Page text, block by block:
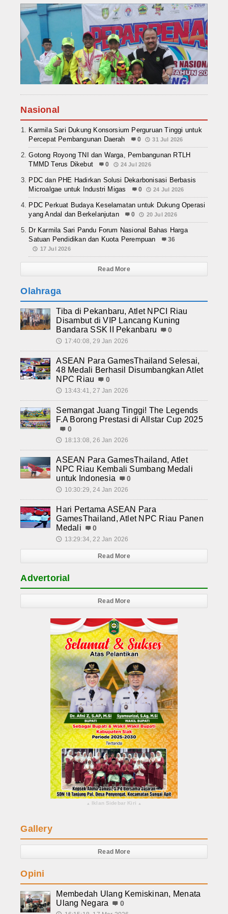
Nasional
Karmila Sari Dukung Konsorsium Perguruan Tinggi untuk
Percepat Pembangunan Daerah
0 31 Jul 2026
Gotong Royong TNI dan Warga, Pembangunan RTLH
TMMD Terus Dikebut
0 24 Jul 2026
PDC dan PHE Hadirkan Solusi Dekarbonisasi Berbasis
Microalgae untuk Industri Migas
0 24 Jul 2026
PDC Perkuat Budaya Keselamatan untuk Dukung Operasi
yang Andal dan Berkelanjutan
0 20 Jul 2026
Dr Karmila Sari Pandu Forum Nasional Bahas Harga
Satuan Pendidikan dan Kuota Perempuan
36
17 Jul 2026
Read More
Olahraga
Tiba di Pekanbaru, Atlet NPCI Riau
Disambut di VIP Lancang Kuning
Bandara SSK II Pekanbaru
0
🕔 17:40:08, 29 Jan 2026
ASEAN Para GamesThailand Selesai,
48 Medali Berhasil Disumbangkan Atlet
NPC Riau
0
🕔 13:43:41, 27 Jan 2026
Semangat Juang Tinggi! The Legends
F.A Borong Prestasi di Allstar Cup 2025
0
🕔 18:13:08, 26 Jan 2026
ASEAN Para GamesThailand, Atlet
NPC Riau Kembali Sumbang Medali
untuk Indonesia
0
🕔 10:30:29, 24 Jan 2026
Hari Pertama ASEAN Para
GamesThailand, Atlet NPC Riau Panen
Medali
0
🕔 13:29:34, 22 Jan 2026
Read More
Advertorial
Read More
▴ Iklan Sidebar Kiri ▴
Gallery
Read More
Opini
Membedah Ulang Kemiskinan, Menata
Ulang Negara
0